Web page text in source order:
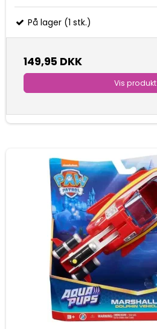
På lager (1 stk.)
149,95 DKK
Vis produkt